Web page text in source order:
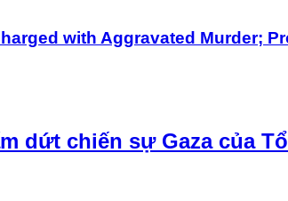
with Aggravated Murder;
dứt chiến sự Gaza của